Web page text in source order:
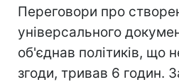
Переговори про
універсального
об'єднав політиків, що
згоди, тривав 6 годин.